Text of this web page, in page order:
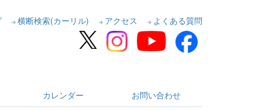
横断検索(カーリル) アクセス よくある質問
カレンダー お問い合わせ